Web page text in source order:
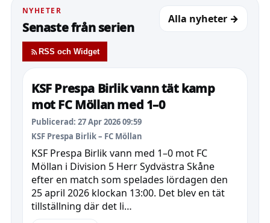
NYHETER
Senaste från serien
RSS och Widget
Alla nyheter →
KSF Prespa Birlik vann tät kamp
mot FC Möllan med 1–0
Publicerad: 27 Apr 2026 09:59
KSF Prespa Birlik – FC Möllan
KSF Prespa Birlik vann med 1–0 mot FC
Möllan i Division 5 Herr Sydvästra Skåne
efter en match som spelades lördagen den
25 april 2026 klockan 13:00. Det blev en tät
tillställning där det li…